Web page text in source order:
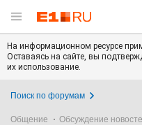
На информационном ресурсе
Оставаясь на сайте, вы
их использование.
Поиск по форумам
Общение Обсуждение